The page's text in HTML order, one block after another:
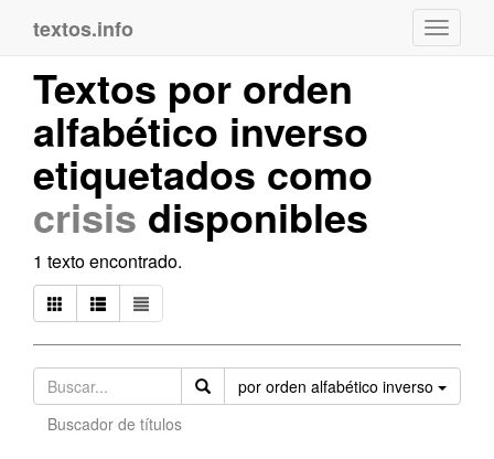
textos.info
Textos por orden
alfabético inverso
etiquetados como
crisis disponibles
1 texto encontrado.
por orden alfabético inverso
Buscador de títulos